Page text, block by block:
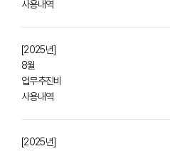
사용내역
[2025년]
8월
업무추진비
사용내역
[2025년]